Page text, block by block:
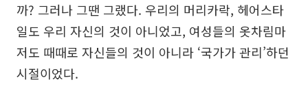
까? 그러나 그땐 그랬다. 우리의 머리카락, 헤어스타
일도 우리 자신의 것이 아니었고, 여성들의 옷차림마
저도 때때로 자신들의 것이 아니라 ‘국가가 관리’하던
시절이었다.